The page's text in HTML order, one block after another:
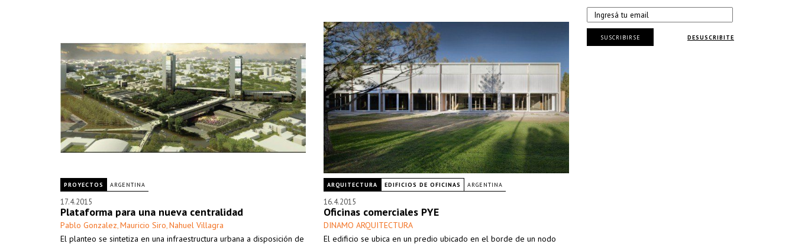
PROYECTOS ARGENTINA
17.4.2015
Plataforma para una nueva centralidad
Pablo Gonzalez, Mauricio Siro, Nahuel Villagra
El planteo se sintetiza en una infraestructura urbana a disposición de
ARQUITECTURA EDIFICIOS DE OFICINAS ARGENTINA
16.4.2015
Oficinas comerciales PYE
DINAMO ARQUITECTURA
El edificio se ubica en un predio ubicado en el borde de un nodo
DESUSCRIBITE
SUSCRIBIRSE